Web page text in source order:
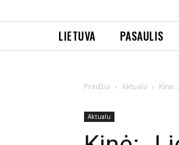
LIETUVA PASAULIS
Pradžia Aktualu Kinė:
Aktualu